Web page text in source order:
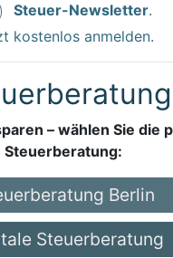
Steuer-Newsletter.
kostenlos anmelden.
– wählen Sie die
Steuerberatung:
Berlin
Steuerberatung